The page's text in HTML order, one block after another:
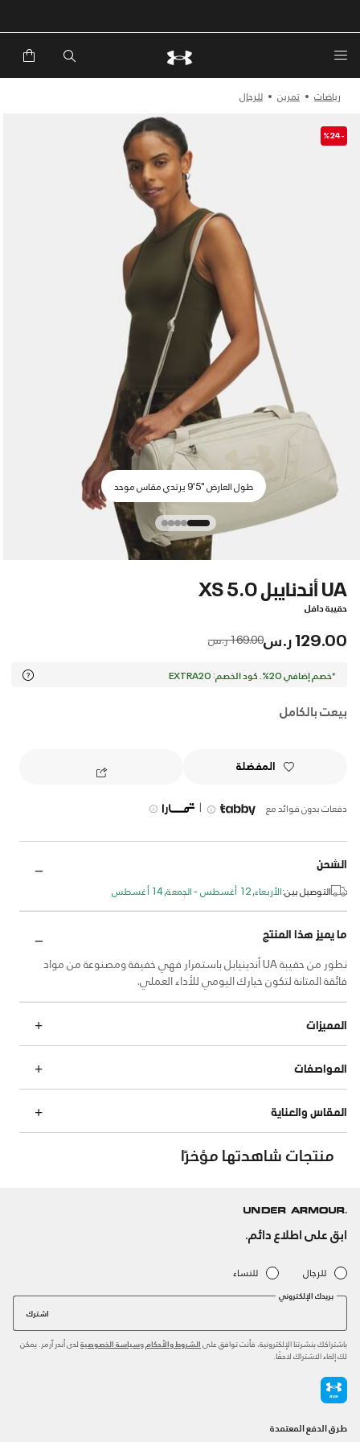
رياضات تمرين للرجال
-%24
طول العارض "5'9 يرتدي مقاس موحد
UA أندنايبل 5.0 XS
حقيبة دافل
129.00 ر.س Price reduced from
169.00 ر.س to
*خصم إضافي 20%. كود الخصم: EXTRA20
بيعت بالكامل
المفضلة
دفعات بدون فوائد مع |
الشحن
التوصيل بين:الأربعاء, 12 أغسطس - الجمعة, 14 أغسطس
ما يميز هذا المنتج
نطور من حقيبة UA أندينيابل باستمرار فهي خفيفة ومصنوعة من مواد
فائقة المتانة لتكون خيارك اليومي للأداء العملي.
المميزات
المواصفات
المقاس والعناية
منتجات شاهدتها مؤخرًا
ابق على اطلاع دائم.
للرجال للنساء
بريدك الإلكتروني
اشترك
باشتراكك بنشرتنا الإلكترونية، فأنت توافق على الشروط والأحكام وسياسة الخصوصية لدى أندر آرمر. يمكن
لك إلغاء الاشتراك لاحقًا.
طرق الدفع المعتمدة